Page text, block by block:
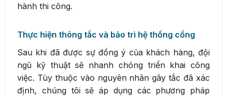
hành thi công.
Thực hiện thông tắc và bảo trì hệ thống cống
Sau khi đã được sự đồng ý của khách hàng, đội
ngũ kỹ thuật sẽ nhanh chóng triển khai công
việc. Tùy thuộc vào nguyên nhân gây tắc đã xác
định, chúng tôi sẽ áp dụng các phương pháp